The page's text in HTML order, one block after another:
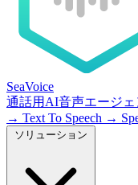
SeaVoice
通話用AI音声エージェ
→ Text To Speech →